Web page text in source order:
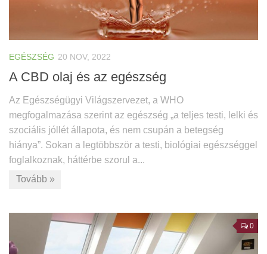
EGÉSZSÉG 20 NOV, 2022
A CBD olaj és az egészség
Az Egészségügyi Világszervezet, a WHO
megfogalmazása szerint az egészség „a teljes testi, lelki és
szociális jóllét állapota, és nem csupán a betegség
hiánya”. Sokan a legtöbbször a testi, biológiai egészséggel
foglalkoznak, háttérbe szorul a...
Tovább »
0